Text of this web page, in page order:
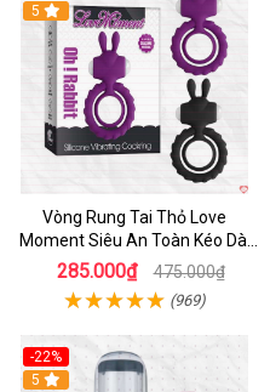
5
Vòng Rung Tai Thỏ Love
Moment Siêu An Toàn Kéo Dài
Thời Gian
285.000₫ 475.000₫
(969)
-22%
5